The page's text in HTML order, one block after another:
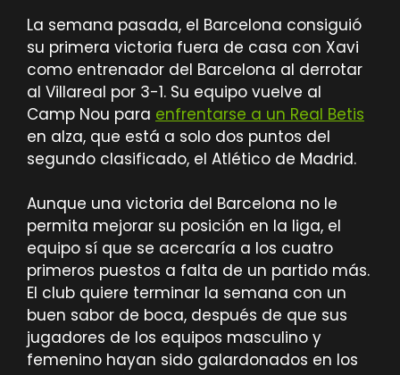
La semana pasada, el Barcelona consiguió
su primera victoria fuera de casa con Xavi
como entrenador del Barcelona al derrotar
al Villareal por 3-1. Su equipo vuelve al
Camp Nou para enfrentarse a un Real Betis
en alza, que está a solo dos puntos del
segundo clasificado, el Atlético de Madrid.
Aunque una victoria del Barcelona no le
permita mejorar su posición en la liga, el
equipo sí que se acercaría a los cuatro
primeros puestos a falta de un partido más.
El club quiere terminar la semana con un
buen sabor de boca, después de que sus
jugadores de los equipos masculino y
femenino hayan sido galardonados en los